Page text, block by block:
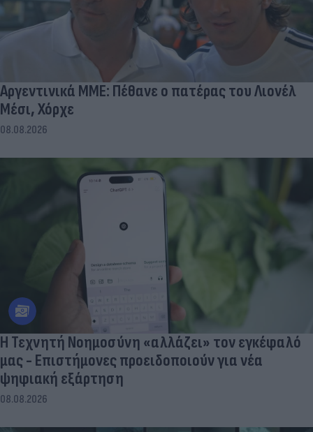
Αργεντινικά ΜΜΕ: Πέθανε ο πατέρας του Λιονέλ
Μέσι, Χόρχε
08.08.2026
Η Τεχνητή Νοημοσύνη «αλλάζει» τον εγκέφαλό
μας - Eπιστήμονες προειδοποιούν για νέα
ψηφιακή εξάρτηση
08.08.2026